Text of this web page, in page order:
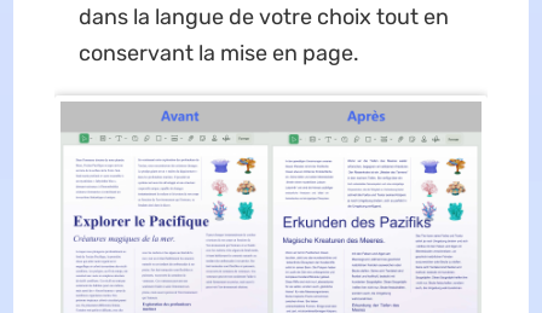
dans la langue de votre choix tout en
conservant la mise en page.